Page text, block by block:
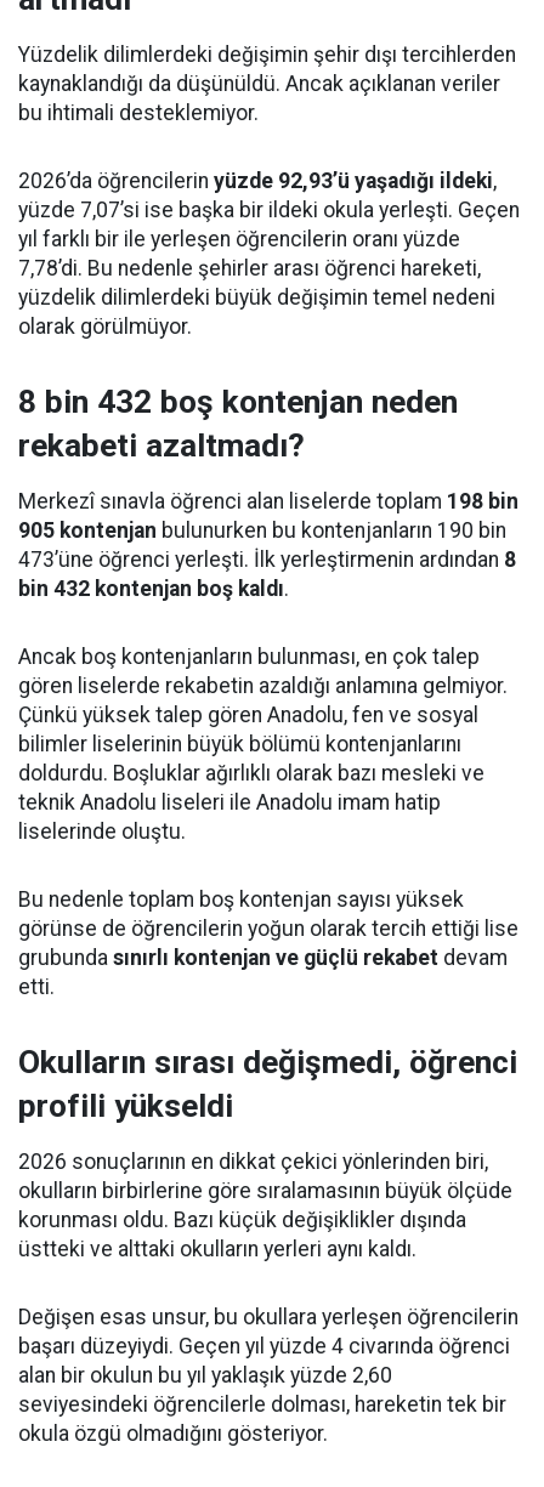
Yüzdelik dilimlerdeki değişimin şehir dışı tercihlerden
kaynaklandığı da düşünüldü. Ancak açıklanan veriler
bu ihtimali desteklemiyor.
2026’da öğrencilerin yüzde 92,93’ü yaşadığı ildeki,
yüzde 7,07’si ise başka bir ildeki okula yerleşti. Geçen
yıl farklı bir ile yerleşen öğrencilerin oranı yüzde
7,78’di. Bu nedenle şehirler arası öğrenci hareketi,
yüzdelik dilimlerdeki büyük değişimin temel nedeni
olarak görülmüyor.
8 bin 432 boş kontenjan neden
rekabeti azaltmadı?
Merkezî sınavla öğrenci alan liselerde toplam 198 bin
905 kontenjan bulunurken bu kontenjanların 190 bin
473’üne öğrenci yerleşti. İlk yerleştirmenin ardından 8
bin 432 kontenjan boş kaldı.
Ancak boş kontenjanların bulunması, en çok talep
gören liselerde rekabetin azaldığı anlamına gelmiyor.
Çünkü yüksek talep gören Anadolu, fen ve sosyal
bilimler liselerinin büyük bölümü kontenjanlarını
doldurdu. Boşluklar ağırlıklı olarak bazı mesleki ve
teknik Anadolu liseleri ile Anadolu imam hatip
liselerinde oluştu.
Bu nedenle toplam boş kontenjan sayısı yüksek
görünse de öğrencilerin yoğun olarak tercih ettiği lise
grubunda sınırlı kontenjan ve güçlü rekabet devam
etti.
Okulların sırası değişmedi, öğrenci
profili yükseldi
2026 sonuçlarının en dikkat çekici yönlerinden biri,
okulların birbirlerine göre sıralamasının büyük ölçüde
korunması oldu. Bazı küçük değişiklikler dışında
üstteki ve alttaki okulların yerleri aynı kaldı.
Değişen esas unsur, bu okullara yerleşen öğrencilerin
başarı düzeyiydi. Geçen yıl yüzde 4 civarında öğrenci
alan bir okulun bu yıl yaklaşık yüzde 2,60
seviyesindeki öğrencilerle dolması, hareketin tek bir
okula özgü olmadığını gösteriyor.